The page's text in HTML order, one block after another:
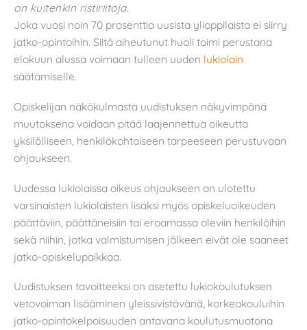
on kuitenkin ristiriitoja.
Joka vuosi noin 70 prosenttia uusista ylioppilaista ei siirry
jatko-opintoihin. Siitä aiheutunut huoli toimi perustana
elokuun alussa voimaan tulleen uuden lukiolain
säätämiselle.
Opiskelijan näkökulmasta uudistuksen näkyvimpänä
muutoksena voidaan pitää laajennettua oikeutta
yksilölliseen, henkilökohtaiseen tarpeeseen perustuvaan
ohjaukseen.
Uudessa lukiolaissa oikeus ohjaukseen on ulotettu
varsinaisten lukiolaisten lisäksi myös opiskeluoikeuden
päättäviin, päättäneisiin tai eroamassa oleviin henkilöihin
sekä niihin, jotka valmistumisen jälkeen eivät ole saaneet
jatko-opiskelupaikkaa.
Uudistuksen tavoitteeksi on asetettu lukiokoulutuksen
vetovoiman lisääminen yleissivistävänä, korkeakouluihin
jatko-opintokelpoisuuden antavana koulutusmuotona